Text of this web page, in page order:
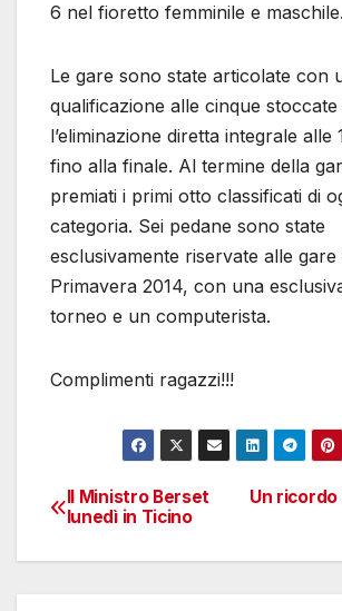
6 nel fioretto femminile e maschile.
Le gare sono state articolate con
qualificazione alle cinque
l’eliminazione diretta integrale alle
fino alla finale. Al termine della
premiati i primi otto classificati di
categoria. Sei pedane sono state
esclusivamente riservate alle
Primavera 2014, con una
torneo e un computerista.
Complimenti ragazzi!!!
Navigazione
articoli
Un ricordo
Il Ministro Berset
lunedì in Ticino